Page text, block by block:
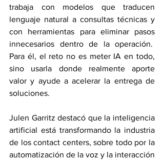
trabaja con modelos que traducen
lenguaje natural a consultas técnicas y
con herramientas para eliminar pasos
innecesarios dentro de la operación.
Para él, el reto no es meter IA en todo,
sino usarla donde realmente aporte
valor y ayude a acelerar la entrega de
soluciones.
Julen Garritz destacó que la inteligencia
artificial está transformando la industria
de los contact centers, sobre todo por la
automatización de la voz y la interacción